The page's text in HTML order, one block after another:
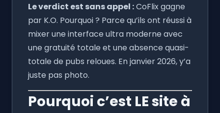
Le verdict est sans appel :CoFlix gagne
par K.O. Pourquoi ? Parce qu’ils ont réussi à
mixer une interface ultra moderne avec
une gratuité totale et une absence quasi-
totale de pubs reloues. En janvier 2026, y’a
juste pas photo.
Pourquoi c’est LE site à